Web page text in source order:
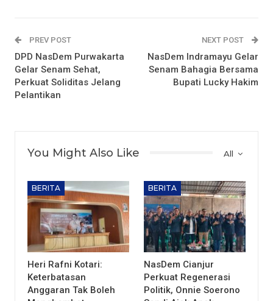
PREV POST
DPD NasDem Purwakarta
Gelar Senam Sehat,
Perkuat Soliditas Jelang
Pelantikan
NEXT POST
NasDem Indramayu Gelar
Senam Bahagia Bersama
Bupati Lucky Hakim
All
You Might Also Like
BERITA
Heri Rafni Kotari:
Keterbatasan
Anggaran Tak Boleh
BERITA
NasDem Cianjur
Perkuat Regenerasi
Politik, Onnie Soerono